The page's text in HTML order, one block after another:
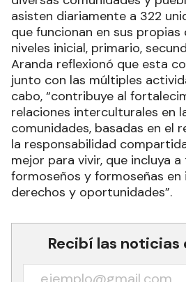
asisten diariamente a 322
que funcionan en sus propias
niveles inicial, primario,
Aranda reflexionó que esta
junto con las múltiples
cabo, “contribuye al
relaciones interculturales en
comunidades, basadas en el
la responsabilidad
mejor para vivir, que incluya
formoseños y formoseñas en
derechos y oportunidades”.
Recibí las noticias